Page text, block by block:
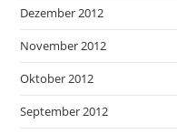
Dezember 2012
November 2012
Oktober 2012
September 2012